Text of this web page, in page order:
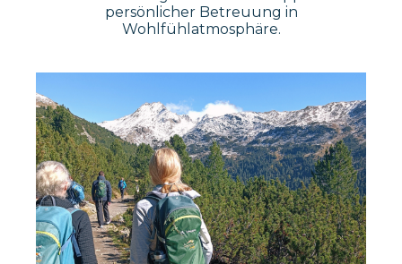
persönlicher Betreuung in
Wohlfühlatmosphäre.